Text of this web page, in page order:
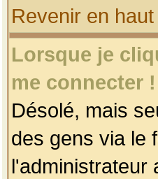
Revenir en
Lorsque je
me connecter !
Désolé, mais
des gens via le
l'administrateur